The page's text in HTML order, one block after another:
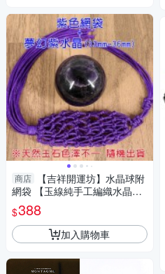
商店
【吉祥開運坊】水晶球附
網袋 【玉線純手工編織水晶球
網袋 有附水晶球 有多色可供選
擇 可吊掛】
$388
加入購物車